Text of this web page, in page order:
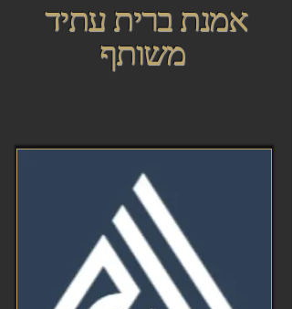
אמנת ברית עתיד
משותף